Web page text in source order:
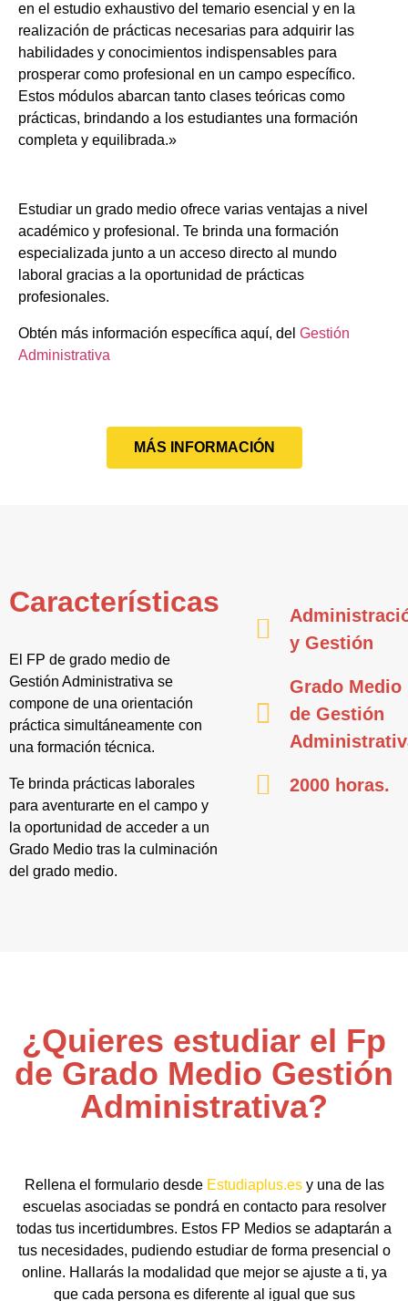
en el estudio exhaustivo del temario esencial y en la
realización de prácticas necesarias para adquirir las
habilidades y conocimientos indispensables para
prosperar como profesional en un campo específico.
Estos módulos abarcan tanto clases teóricas como
prácticas, brindando a los estudiantes una formación
completa y equilibrada.»
Estudiar un grado medio ofrece varias ventajas a nivel
académico y profesional. Te brinda una formación
especializada junto a un acceso directo al mundo
laboral gracias a la oportunidad de prácticas
profesionales.
Obtén más información específica aquí, del Gestión
Administrativa
MÁS INFORMACIÓN
Características
El FP de grado medio de
Gestión Administrativa se
compone de una orientación
práctica simultáneamente con
una formación técnica.
Te brinda prácticas laborales
para aventurarte en el campo y
la oportunidad de acceder a un
Grado Medio tras la culminación
del grado medio.
y Gestión
Grado Medio
de Gestión
2000 horas.
¿Quieres estudiar el Fp
de Grado Medio Gestión
Administrativa?
Rellena el formulario desde Estudiaplus.esy una de las
escuelas asociadas se pondrá en contacto para resolver
todas tus incertidumbres. Estos FP Medios se adaptarán a
tus necesidades, pudiendo estudiar de forma presencial o
online. Hallarás la modalidad que mejor se ajuste a ti, ya
que cada persona es diferente al igual que sus